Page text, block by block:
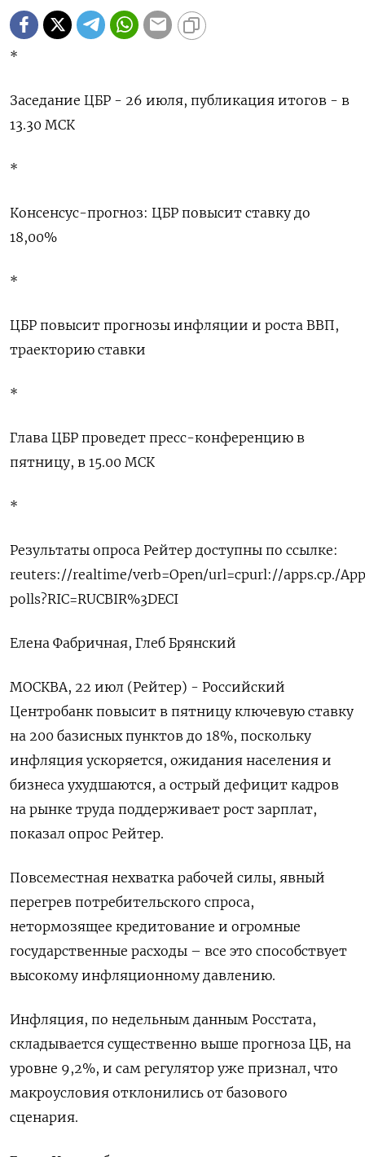
*
Заседание ЦБР - 26 июля, публикация итогов - в
13.30 МСК
*
Консенсус-прогноз: ЦБР повысит ставку до
18,00%
*
ЦБР повысит прогнозы инфляции и роста ВВП,
траекторию ставки
*
Глава ЦБР проведет пресс-конференцию в
пятницу, в 15.00 МСК
*
Результаты опроса Рейтер доступны по ссылке:
reuters://realtime/verb=Open/url=cpurl://apps.cp./
polls?RIC=RUCBIR%3DECI
Елена Фабричная, Глеб Брянский
МОСКВА, 22 июл (Рейтер) - Российский
Центробанк повысит в пятницу ключевую ставку
на 200 базисных пунктов до 18%, поскольку
инфляция ускоряется, ожидания населения и
бизнеса ухудшаются, а острый дефицит кадров
на рынке труда поддерживает рост зарплат,
показал опрос Рейтер.
Повсеместная нехватка рабочей силы, явный
перегрев потребительского спроса,
нетормозящее кредитование и огромные
государственные расходы – все это способствует
высокому инфляционному давлению.
Инфляция, по недельным данным Росстата,
складывается существенно выше прогноза ЦБ, на
уровне 9,2%, и сам регулятор уже признал, что
макроусловия отклонились от базового
сценария.